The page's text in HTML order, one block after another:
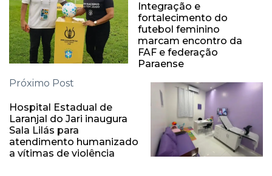
Integração e
fortalecimento do
futebol feminino
marcam encontro da
FAF e federação
Paraense
Próximo Post
Hospital Estadual de
Laranjal do Jari inaugura
Sala Lilás para
atendimento humanizado
a vítimas de violência